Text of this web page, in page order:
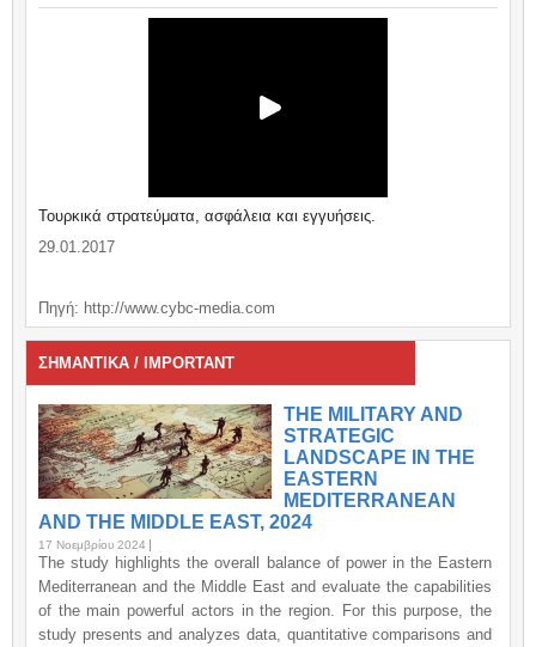
Τουρκικά στρατεύματα, ασφάλεια και εγγυήσεις.
29.01.2017
Πηγή: http://www.cybc-media.com
ΣΗΜΑΝΤΙΚΑ / IMPORTANT
THE MILITARY AND
STRATEGIC
LANDSCAPE IN THE
EASTERN
MEDITERRANEAN
AND THE MIDDLE EAST, 2024
17 Νοεμβρίου 2024
The study highlights the overall balance of power in the Eastern
Mediterranean and the Middle East and evaluate the capabilities
of the main powerful actors in the region. For this purpose, the
study presents and analyzes data, quantitative comparisons and